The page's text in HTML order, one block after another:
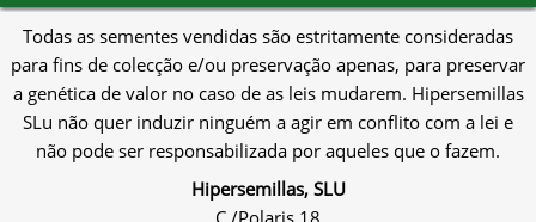
Todas as sementes vendidas são estritamente consideradas
para fins de colecção e/ou preservação apenas, para preservar
a genética de valor no caso de as leis mudarem. Hipersemillas
SLu não quer induzir ninguém a agir em conflito com a lei e
não pode ser responsabilizada por aqueles que o fazem.
Hipersemillas, SLU